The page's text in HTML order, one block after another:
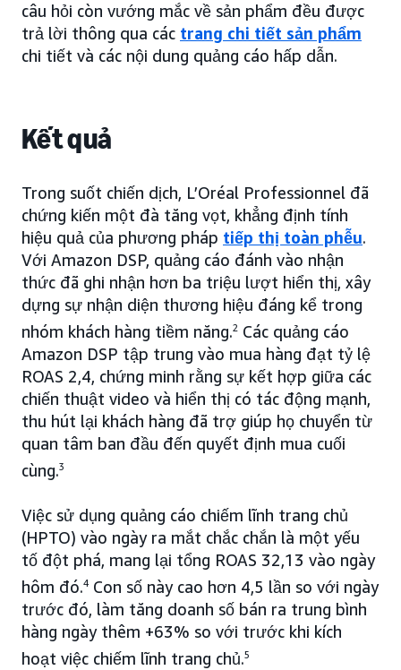
câu hỏi còn vướng mắc về sản phẩm đều được
trả lời thông qua các trang chi tiết sản phẩm
chi tiết và các nội dung quảng cáo hấp dẫn.
Kết quả
Trong suốt chiến dịch, L’Oréal Professionnel đã
chứng kiến một đà tăng vọt, khẳng định tính
hiệu quả của phương pháp tiếp thị toàn phễu.
Với Amazon DSP, quảng cáo đánh vào nhận
thức đã ghi nhận hơn ba triệu lượt hiển thị, xây
dựng sự nhận diện thương hiệu đáng kể trong
nhóm khách hàng tiềm năng.2 Các quảng cáo
Amazon DSP tập trung vào mua hàng đạt tỷ lệ
ROAS 2,4, chứng minh rằng sự kết hợp giữa các
chiến thuật video và hiển thị có tác động mạnh,
thu hút lại khách hàng đã trợ giúp họ chuyển từ
quan tâm ban đầu đến quyết định mua cuối
cùng.3
Việc sử dụng quảng cáo chiếm lĩnh trang chủ
(HPTO) vào ngày ra mắt chắc chắn là một yếu
tố đột phá, mang lại tổng ROAS 32,13 vào ngày
hôm đó.4 Con số này cao hơn 4,5 lần so với ngày
trước đó, làm tăng doanh số bán ra trung bình
hàng ngày thêm +63% so với trước khi kích
hoạt việc chiếm lĩnh trang chủ.5